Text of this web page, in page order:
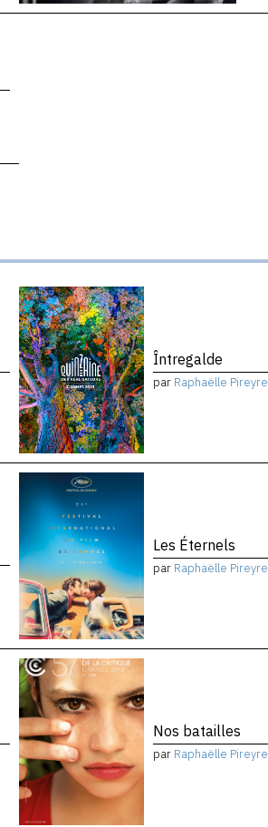
Întregalde
par Raphaëlle Pireyre
Les Éternels
par Raphaëlle Pireyre
Nos batailles
par Raphaëlle Pireyre